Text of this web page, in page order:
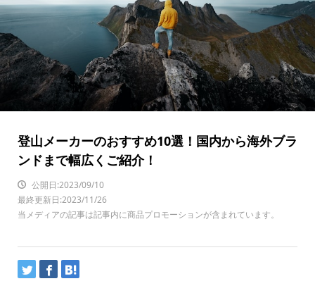
登山メーカーのおすすめ10選！国内から海外ブラ
ンドまで幅広くご紹介！
公開日:2023/09/10
最終更新日:2023/11/26
当メディアの記事は記事内に商品プロモーションが含まれています。